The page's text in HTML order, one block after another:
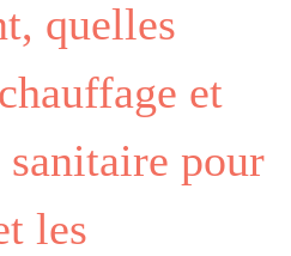
quelles
et
sanitaire pour
les